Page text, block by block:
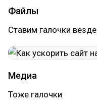
Файлы
Ставим галочки везде
Медиа
Тоже галочки